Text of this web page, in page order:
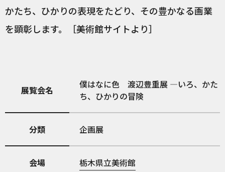
かたち、ひかりの表現をたどり、その豊かなる画業
を顕彰します。［美術館サイトより］
展覧会名
僕はなに色 渡辺豊重展 ―いろ、かた
ち、ひかりの冒険
分類 企画展
会場 栃木県立美術館